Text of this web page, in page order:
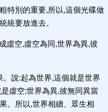
特別的重要,所以,這個光碟做
統要放進去。
虛空,虛空為同,世界為異,彼
說:起為世界,這個就是世界
虛空;世界為異,彼無同異當
。所以,世界相續、眾生相